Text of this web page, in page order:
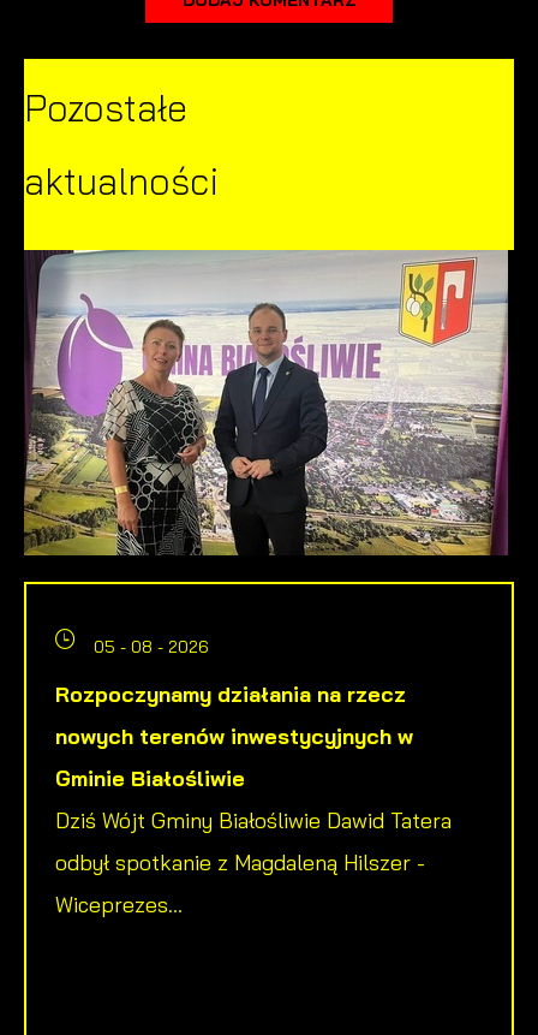
Pozostałe
aktualności
05 - 08 - 2026
Rozpoczynamy działania na rzecz
nowych terenów inwestycyjnych w
Gminie Białośliwie
Dziś Wójt Gminy Białośliwie Dawid Tatera
odbył spotkanie z Magdaleną Hilszer -
Wiceprezes...